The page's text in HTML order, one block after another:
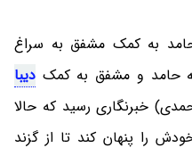
به کمک مشفق به سراغ
حامد و مشفق به کمک دیبا
خبرنگاری رسید که حالا
را پنهان کند تا از گزند